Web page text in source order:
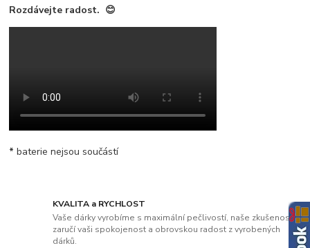
KVALITA a RYCHLOST
Vaše dárky vyrobíme s maximální pečlivostí, naše zkušenosti
zaručí vaši spokojenost a obrovskou radost z vyrobených
dárků.
Rozdávejte radost. 😊
*baterie nejsou součástí